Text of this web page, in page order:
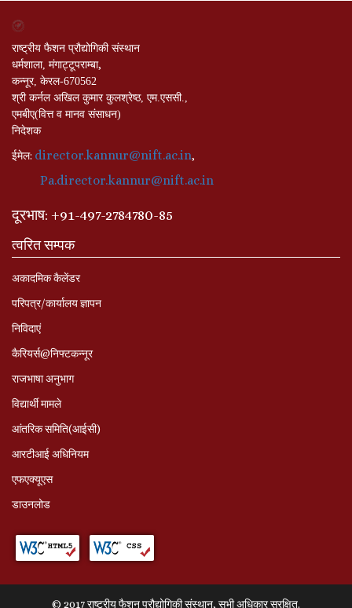
राष्ट्रीय फैशन प्रौद्योगिकी संस्थान
धर्मशाला, मंगाट्टूपराम्बा,
कन्नूर, केरल-670562
श्री कर्नल अखिल कुमार कुलश्रेष्ठ, एम.एससी.,
एमबीए(वित्त व मानव संसाधन)
निदेशक
ईमेल: director.kannur@nift.ac.in,
Pa.director.kannur@nift.ac.in
दूरभाष: +91-497-2784780-85
त्वरित सम्पक
अकादमिक कैलेंडर
परिपत्र/कार्यालय ज्ञापन
निविदाएं
कैरियर्स@निफ्टकन्नूर
राजभाषा अनुभाग
विद्यार्थी मामले
आंतरिक समिति(आईसी)
आरटीआई अधिनियम
एफएक्यूएस
डाउनलोड
© 2017 राष्ट्रीय फैशन प्रौद्योगिकी संस्थान, सभी अधिकार सुरक्षित.